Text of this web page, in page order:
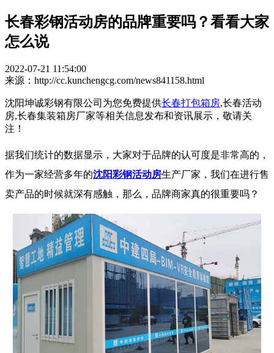
长春彩钢活动房的品牌重要吗？看看大家
怎么说
2022-07-21 11:54:00
来源：http://cc.kunchengcg.com/news841158.html
沈阳坤诚彩钢有限公司为您免费提供长春打包箱房,长春活动
房,长春集装箱房厂家等相关信息发布和资讯展示，敬请关
注！
据我们统计的数据显示，大家对于品牌的认可度是非常高的，
作为一家经营多年的沈阳彩钢活动房生产厂家，我们在进行售
卖产品的时候就深有感触，那么，品牌商家真的很重要吗？